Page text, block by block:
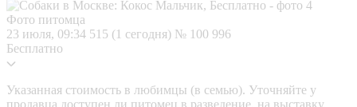
Фото питомца
23 июля, 09:34 515 (1 сегодня) № 100 996
Бесплатно
Указанная стоимость в любимцы (в семью). Уточняйте у
продавца доступен ли питомец в разведение, на выставку.